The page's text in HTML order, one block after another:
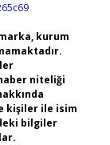
kurum
niteliği
kişiler ile isim
bilgiler